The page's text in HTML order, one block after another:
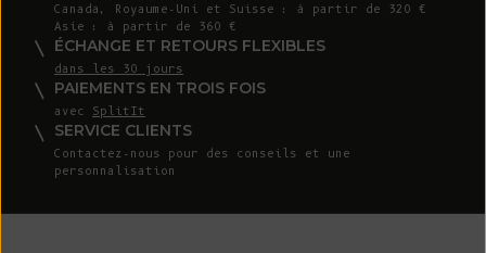
Canada, Royaume-Uni et Suisse : à partir de 320 €
Asie : à partir de 360 €
ÉCHANGE ET RETOURS FLEXIBLES
dans les 30 jours
PAIEMENTS EN TROIS FOIS
avec SplitIt
SERVICE CLIENTS
Contactez-nous pour des conseils et une
personnalisation